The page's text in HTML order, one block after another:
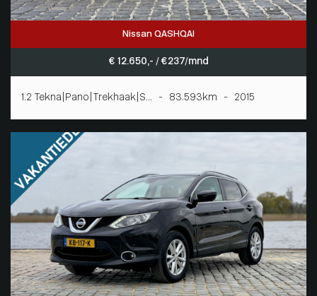
Nissan QASHQAI
€ 12.650,- / € 237/mnd
1.2 Tekna|Pano|Trekhaak|S... - 83.593km - 2015